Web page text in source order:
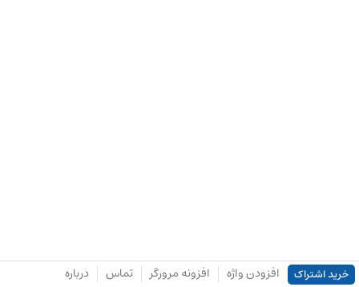
خرید اشتراک افزودن واژه افزونه مرورگر تماس درباره